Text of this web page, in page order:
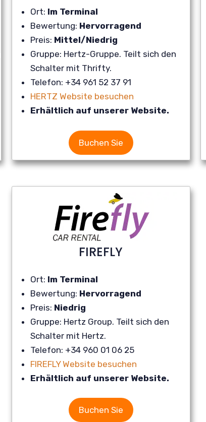
Ort: Im Terminal
Bewertung: Hervorragend
Preis: Mittel/Niedrig
Gruppe: Hertz-Gruppe. Teilt sich den
Schalter mit Thrifty.
Telefon: +34 961 52 37 91
HERTZ Website besuchen
Erhältlich auf unserer Website.
Buchen Sie
FIREFLY
Ort: Im Terminal
Bewertung: Hervorragend
Preis: Niedrig
Gruppe: Hertz Group. Teilt sich den
Schalter mit Hertz.
Telefon: +34 960 01 06 25
FIREFLY Website besuchen
Erhältlich auf unserer Website.
Buchen Sie